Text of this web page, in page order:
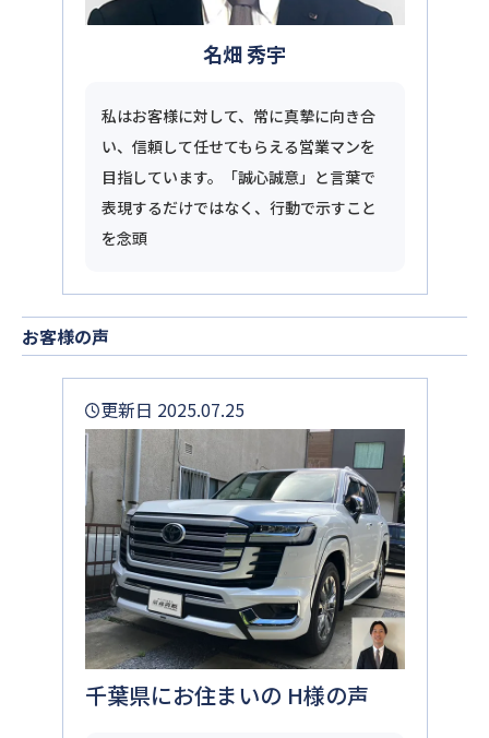
名畑 秀宇
私はお客様に対して、常に真摯に向き合
い、信頼して任せてもらえる営業マンを
目指しています。「誠心誠意」と言葉で
表現するだけではなく、行動で示すこと
を念頭
お客様の声
更新日 2025.07.25
千葉県にお住まいの H様の声